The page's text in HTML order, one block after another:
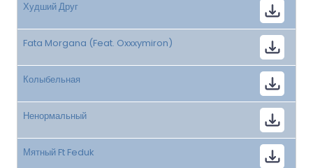
Худший Друг
Fata Morgana (Feat. Oxxxymiron)
Колыбельная
Ненормальный
Мятный Ft Feduk